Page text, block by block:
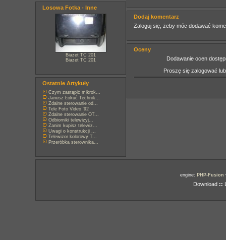
Losowa Fotka - Inne
Biazet TC 201
Biazet TC 201
Ostatnie Artykuły
Czym zastąpić mikrok...
Janusz Łokuć Technik...
Zdalne sterowanie od...
Tele Foto Video '92
Zdalne sterowanie OT...
Odbiorniki telewizyj...
Zanim kupisz telewiz...
Uwagi o konstrukcji ...
Telewizor kolorowy T...
Przeróbka sterownika...
Dodaj komentarz
Zaloguj się, żeby móc dodawać
Oceny
Dodawanie ocen
Proszę się zalogować
engine: PHP-Fusion
Download ::